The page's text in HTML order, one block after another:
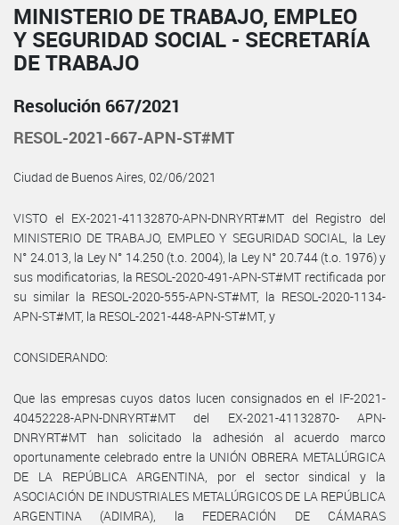
MINISTERIO DE TRABAJO, EMPLEO
Y SEGURIDAD SOCIAL - SECRETARÍA
DE TRABAJO
Resolución 667/2021
RESOL-2021-667-APN-ST#MT
Ciudad de Buenos Aires, 02/06/2021
VISTO el EX-2021-41132870-APN-DNRYRT#MT del Registro del
MINISTERIO DE TRABAJO, EMPLEO Y SEGURIDAD SOCIAL, la Ley
N° 24.013, la Ley N° 14.250 (t.o. 2004), la Ley N° 20.744 (t.o. 1976) y
sus modificatorias, la RESOL-2020-491-APN-ST#MT rectificada por
su similar la RESOL-2020-555-APN-ST#MT, la RESOL-2020-1134-
APN-ST#MT, la RESOL-2021-448-APN-ST#MT, y
CONSIDERANDO:
Que las empresas cuyos datos lucen consignados en el IF-2021-
40452228-APN-DNRYRT#MT del EX-2021-41132870- APN-
DNRYRT#MT han solicitado la adhesión al acuerdo marco
oportunamente celebrado entre la UNIÓN OBRERA METALÚRGICA
DE LA REPÚBLICA ARGENTINA, por el sector sindical y la
ASOCIACIÓN DE INDUSTRIALES METALÚRGICOS DE LA REPÚBLICA
ARGENTINA (ADIMRA), la FEDERACIÓN DE CÁMARAS